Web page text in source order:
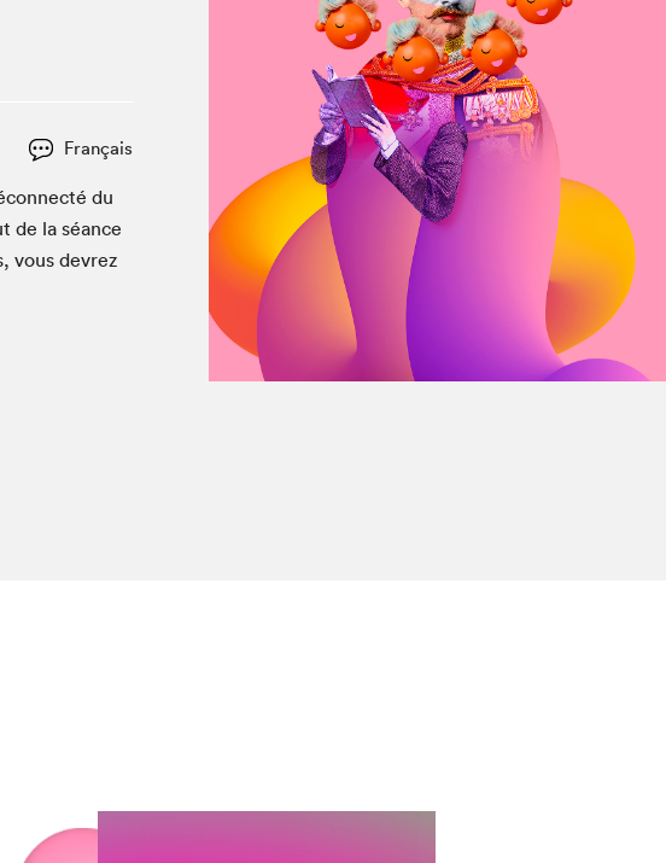
À propos du Salon
Liste des exposant·e·s
Liste des auteur·rice·s
Français
du
de la séance
vous devrez